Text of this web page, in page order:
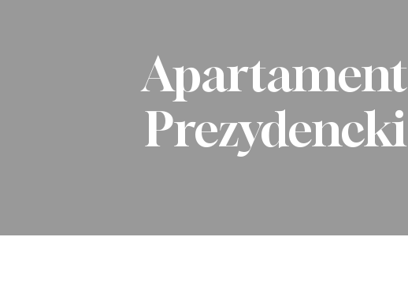
Apartament
Prezydencki